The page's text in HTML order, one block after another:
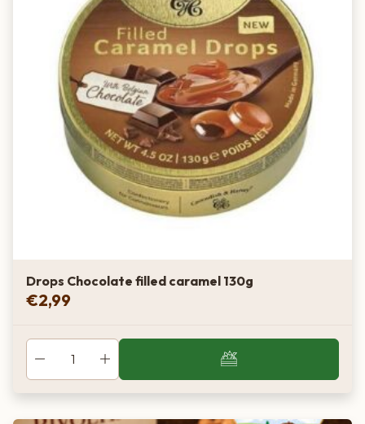
Drops Chocolate filled caramel 130g
€2,99